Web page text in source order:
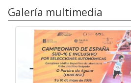
Galería multimedia